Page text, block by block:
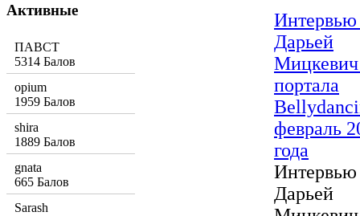
Интервью
Дарьей
Мицкевич
портала
февраль
года
Интервью
Дарьей
Активные
ПАВСТ
5314 Балов
opium
1959 Балов
shira
1889 Балов
gnata
665 Балов
Sarash